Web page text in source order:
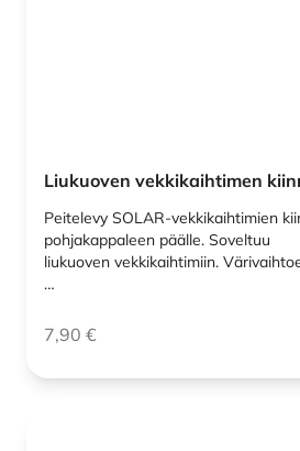
Liukuoven vekkikaihtimen
Peitelevy SOLAR-vekkikaihtimien
pohjakappaleen päälle. Soveltuu
liukuoven vekkikaihtimiin.
…
7,90 €